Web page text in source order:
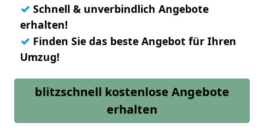
✓ Schnell & unverbindlich Angebote
erhalten!
✓ Finden Sie das beste Angebot für Ihren
Umzug!
blitzschnell kostenlose Angebote
erhalten